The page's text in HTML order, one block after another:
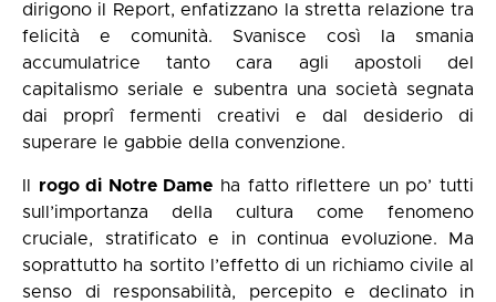
dirigono il Report, enfatizzano la stretta relazione tra
felicità e comunità. Svanisce così la smania
accumulatrice tanto cara agli apostoli del
capitalismo seriale e subentra una società segnata
dai proprî fermenti creativi e dal desiderio di
superare le gabbie della convenzione.
rogo di Notre Dame ha fatto riflettere un po’ tutti
sull’importanza della cultura come fenomeno
cruciale, stratificato e in continua evoluzione. Ma
soprattutto ha sortito l’effetto di un richiamo civile al
senso di responsabilità, percepito e declinato in